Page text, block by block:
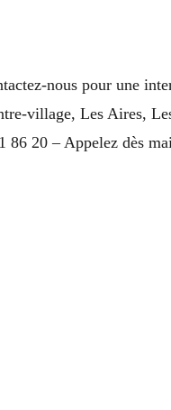
nous pour une
village, Les Aires,
86 20 – Appelez dès